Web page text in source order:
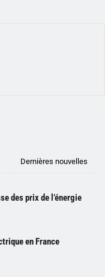
Dernières nouvelles
des prix de l’énergie
en France